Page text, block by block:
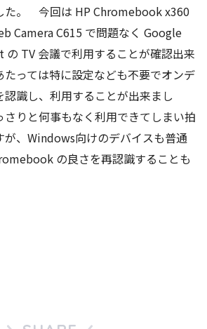
た。 今回は HP Chromebook x360
Camera C615 で問題なく Google
の TV 会議で利用することが確認出来
っては特に設定なども不要でオンデ
識し、利用することが出来まし
りと何事もなく利用できてしまい拍
が、Windows向けのデバイスも普通
の良さを再認識することも